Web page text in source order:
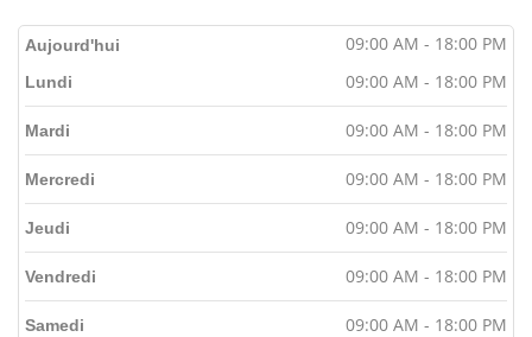
Aujourd'hui 09:00 AM - 18:00 PM
Lundi 09:00 AM - 18:00 PM
Mardi 09:00 AM - 18:00 PM
Mercredi 09:00 AM - 18:00 PM
Jeudi 09:00 AM - 18:00 PM
Vendredi 09:00 AM - 18:00 PM
Samedi 09:00 AM - 18:00 PM